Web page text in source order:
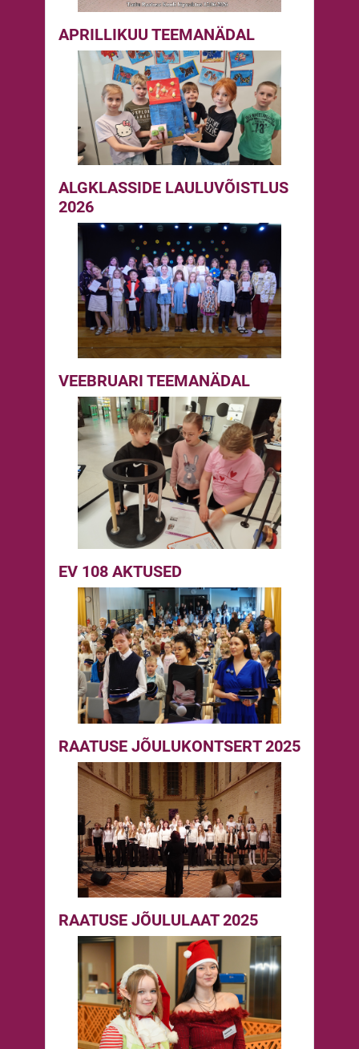
APRILLIKUU TEEMANÄDAL
ALGKLASSIDE LAULUVÕISTLUS
2026
VEEBRUARI TEEMANÄDAL
EV 108 AKTUSED
RAATUSE JÕULUKONTSERT 2025
RAATUSE JÕULULAAT 2025